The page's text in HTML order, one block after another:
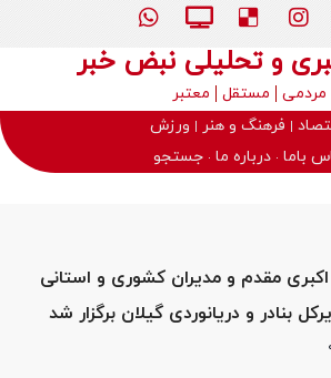
و تحلیلی نبض خبر
مردمی مستقل
معتبر
فرهنگ و هنر
ورزش
باما درباره ما جستجو
مقدم و مدیران کشوری و استانی
بنادر و دریانوردی گیلان برگزار شد